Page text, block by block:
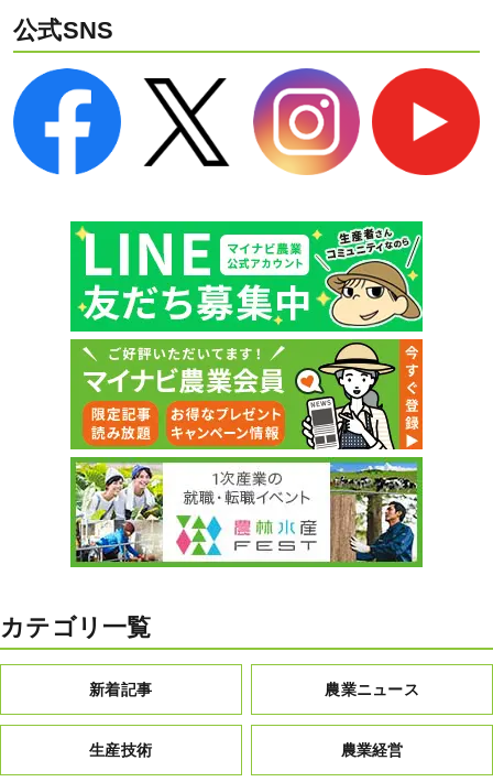
公式SNS
カテゴリ一覧
新着記事 農業ニュース
生産技術 農業経営